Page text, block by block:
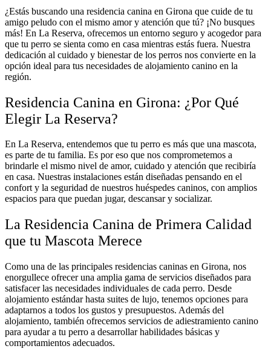
¿Estás buscando una residencia canina en Girona que cuide de tu
amigo peludo con el mismo amor y atención que tú? ¡No busques
más! En La Reserva, ofrecemos un entorno seguro y acogedor para
que tu perro se sienta como en casa mientras estás fuera. Nuestra
dedicación al cuidado y bienestar de los perros nos convierte en la
opción ideal para tus necesidades de alojamiento canino en la
región.
Residencia Canina en Girona: ¿Por Qué
Elegir La Reserva?
En La Reserva, entendemos que tu perro es más que una mascota,
es parte de tu familia. Es por eso que nos comprometemos a
brindarle el mismo nivel de amor, cuidado y atención que recibiría
en casa. Nuestras instalaciones están diseñadas pensando en el
confort y la seguridad de nuestros huéspedes caninos, con amplios
espacios para que puedan jugar, descansar y socializar.
La Residencia Canina de Primera Calidad
que tu Mascota Merece
Como una de las principales residencias caninas en Girona, nos
enorgullece ofrecer una amplia gama de servicios diseñados para
satisfacer las necesidades individuales de cada perro. Desde
alojamiento estándar hasta suites de lujo, tenemos opciones para
adaptarnos a todos los gustos y presupuestos. Además del
alojamiento, también ofrecemos servicios de adiestramiento canino
para ayudar a tu perro a desarrollar habilidades básicas y
comportamientos adecuados.